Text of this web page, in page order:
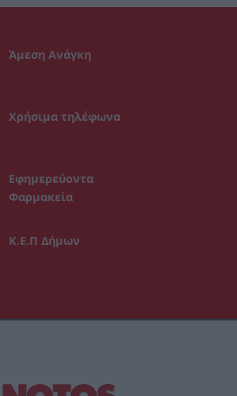
Άμεση Ανάγκη
Χρήσιμα τηλέφωνα
Εφημερεύοντα
Φαρμακεία
Κ.Ε.Π Δήμων